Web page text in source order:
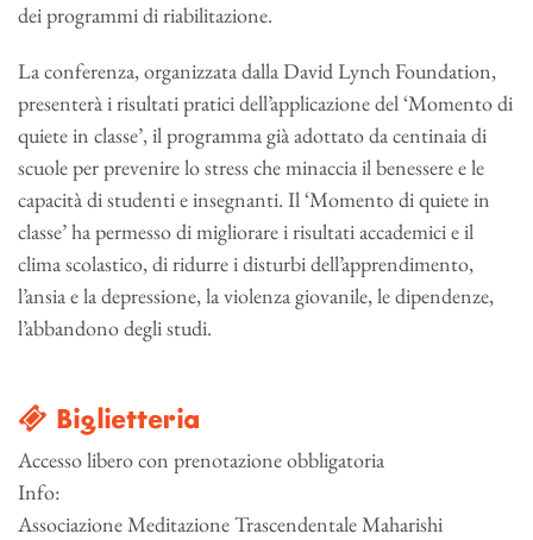
dei programmi di riabilitazione.
La conferenza, organizzata dalla David Lynch Foundation,
presenterà i risultati pratici dell’applicazione del ‘Momento di
quiete in classe’, il programma già adottato da centinaia di
scuole per prevenire lo stress che minaccia il benessere e le
capacità di studenti e insegnanti. Il ‘Momento di quiete in
classe’ ha permesso di migliorare i risultati accademici e il
clima scolastico, di ridurre i disturbi dell’apprendimento,
l’ansia e la depressione, la violenza giovanile, le dipendenze,
l’abbandono degli studi.
Biglietteria
Accesso libero con prenotazione obbligatoria
Info:
Associazione Meditazione Trascendentale Maharishi